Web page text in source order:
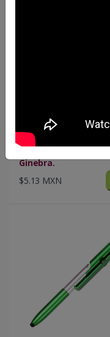
IN BL-084
Ginebra.
$5.13 MXN